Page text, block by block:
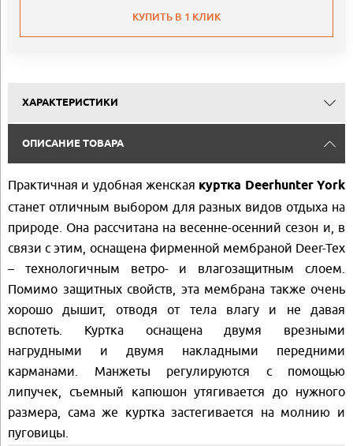
КУПИТЬ В 1 КЛИК
ХАРАКТЕРИСТИКИ
ОПИСАНИЕ ТОВАРА
Практичная и удобная женская куртка Deerhunter York
станет отличным выбором для разных видов отдыха на
природе. Она рассчитана на весенне-осенний сезон и, в
связи с этим, оснащена фирменной мембраной Deer-Tex
– технологичным ветро- и влагозащитным слоем.
Помимо защитных свойств, эта мембрана также очень
хорошо дышит, отводя от тела влагу и не давая
вспотеть. Куртка оснащена двумя врезными
нагрудными и двумя накладными передними
карманами. Манжеты регулируются с помощью
липучек, съемный капюшон утягивается до нужного
размера, сама же куртка застегивается на молнию и
пуговицы.